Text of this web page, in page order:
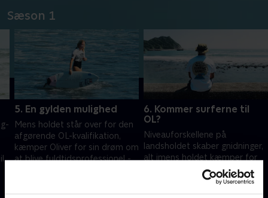
Sæson 1
5. En gylden mulighed
Mens holdet står over for den
afgørende OL-kvalifikation,
kæmper Oliver for sin drøm om
at blive fuldtidsprofessionel -
6. Kommer surferne til
OL?
Niveauforskellene på
landsholdet skaber gnidninger,
alt imens holdet kæmper for
OL-kvalifikationen i Japan. Vil
det lykkes surferne at opnå
24. september 2020 • 26 min